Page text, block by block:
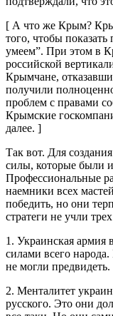
[ А что же Крым?
того, чтобы
умеем”. При этом в
российской
Крымчане,
получили
проблем с правами
Крымские
далее. ]
Так вот. Для
силы, которые были
Профессиональные
наемники всех
победить, но они
стратеги не учли
1. Украинская армия
силами всего
не могли предвидеть.
2. Менталитет
русского. Это они